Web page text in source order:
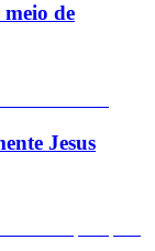
de
Jesus